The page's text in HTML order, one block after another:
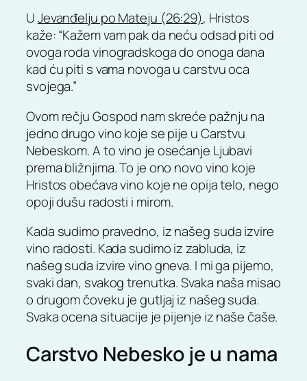
UJevanđelju po Mateju (26:29), Hristos
kaže: “Kažem vam pak da neću odsad piti od
ovoga roda vinogradskoga do onoga dana
kad ću piti s vama novoga u carstvu oca
svojega.”
Ovom rečju Gospod nam skreće pažnju na
jedno drugo vino koje se pije u Carstvu
Nebeskom. A to vino je osećanje Ljubavi
prema bližnjima. To je ono novo vino koje
Hristos obećava vino koje ne opija telo, nego
opoji dušu radosti i mirom.
Kada sudimo pravedno, iz našeg suda izvire
vino radosti. Kada sudimo iz zabluda, iz
našeg suda izvire vino gneva. I mi ga pijemo,
svaki dan, svakog trenutka. Svaka naša misao
o drugom čoveku je gutljaj iz našeg suda.
Svaka ocena situacije je pijenje iz naše čaše.
Carstvo Nebesko je u nama